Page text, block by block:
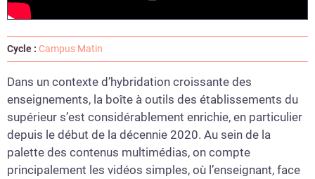
Cycle : Campus Matin
Dans un contexte d’hybridation croissante des
enseignements, la boîte à outils des établissements du
supérieur s’est considérablement enrichie, en particulier
depuis le début de la décennie 2020. Au sein de la
palette des contenus multimédias, on compte
principalement les vidéos simples, où l’enseignant, face